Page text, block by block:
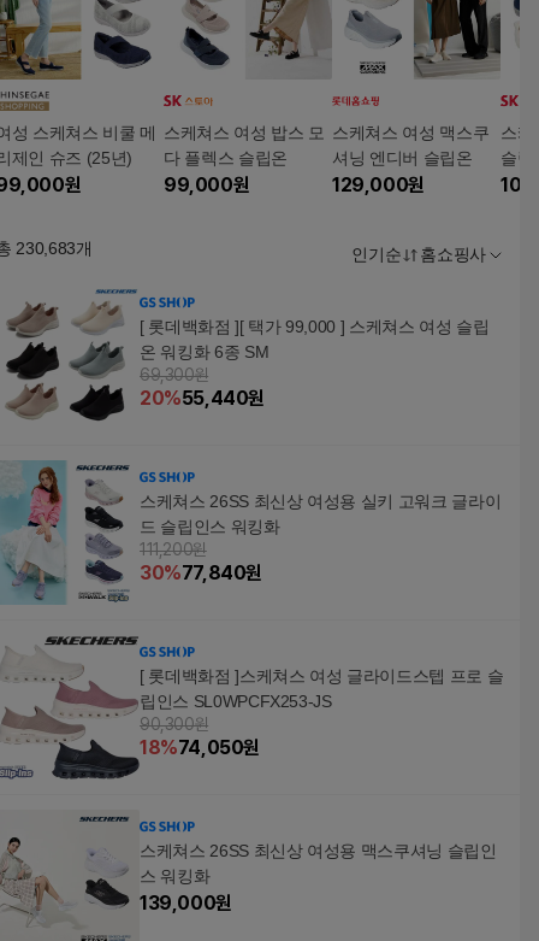
성 스케쳐스 비쿨 메
제인 슈즈 (25년)
원
스케쳐스 여성 밥스 모
다 플렉스 슬립온
99,000원
스케쳐스 여성 맥스쿠
셔닝 엔디버 슬립온
129,000원
스케
슬립
230,683개 인기순 홈쇼핑사
[ 롯데백화점 ][ 택가 99,000 ] 스케쳐스 여성 슬립
온 워킹화 6종 SM
69,300원
20%55,440원
스케쳐스 26SS 최신상 여성용 실키 고워크 글라이
드 슬립인스 워킹화
111,200원
30%77,840원
[ 롯데백화점 ]스케쳐스 여성 글라이드스텝 프로 슬
립인스 SL0WPCFX253-JS
90,300원
18%74,050원
스케쳐스 26SS 최신상 여성용 맥스쿠셔닝 슬립인
스 워킹화
139,000원